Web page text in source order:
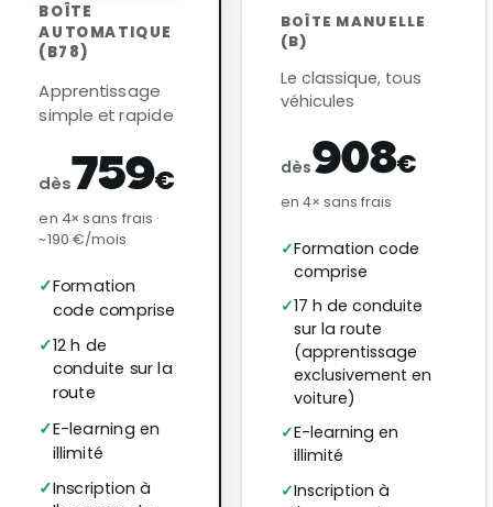
BOÎTE
AUTOMATIQUE
(B78)
Apprentissage
simple et rapide
dès759€
en 4× sans frais ·
~190 €/mois
Formation
code comprise
12 h de
conduite sur la
route
E-learning en
illimité
Inscription à
BOÎTE MANUELLE
(B)
Le classique, tous
véhicules
dès908€
en 4× sans frais
Formation code
comprise
17 h de conduite
sur la route
(apprentissage
exclusivement en
voiture)
E-learning en
illimité
Inscription à